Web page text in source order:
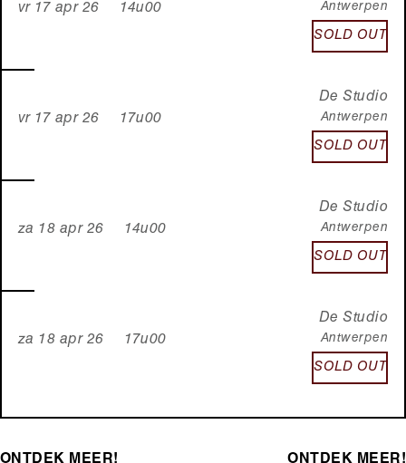
vr 17 apr 26 14u00 Antwerpen
SOLD OUT
vr 17 apr 26 17u00
De Studio
Antwerpen
SOLD OUT
za 18 apr 26 14u00
De Studio
Antwerpen
SOLD OUT
za 18 apr 26 17u00
De Studio
Antwerpen
SOLD OUT